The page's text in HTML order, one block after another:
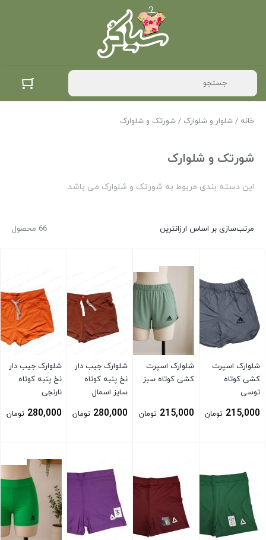
خانه / شلوار و شلوارک / شورتک و شلوارک
شورتک و شلوارک
این دسته بندی مربوط به شورتک و شلوارک می باشد.
66 محصول مرتب‌سازی بر اساس ارزانترین
شلوارک اسپرت
کشی کوتاه
توسی
215,000 تومان
شلوارک اسپرت
کشی کوتاه سبز
215,000 تومان
شلوارک جیب دار
نخ پنبه کوتاه
سایز اسمال
280,000 تومان
شلوارک جیب دار
نخ پنبه کوتاه
نارنجی
280,000 تومان